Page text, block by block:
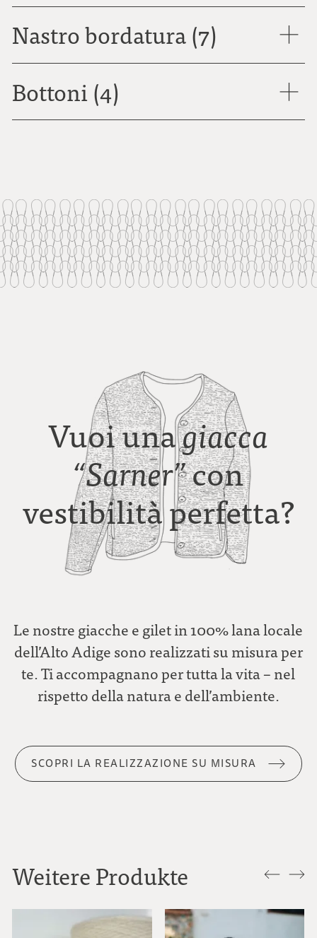
Nastro bordatura (7)
Bottoni (4)
Vuoi unagiacca
“Sarner”con
vestibilità perfetta?
Le nostre giacche e gilet in 100% lana locale
dell’Alto Adige sono realizzati su misura per
te. Ti accompagnano per tutta la vita – nel
rispetto della natura e dell’ambiente.
SCOPRI LA REALIZZAZIONE SU MISURA
Weitere Produkte